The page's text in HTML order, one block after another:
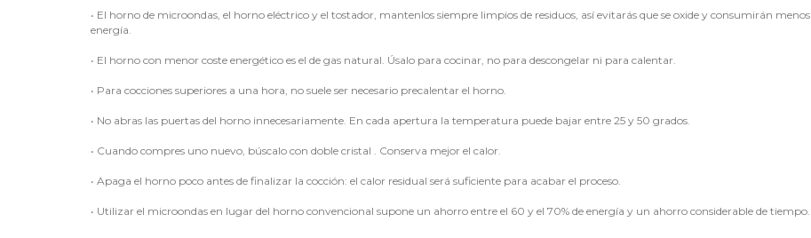
• El horno de microondas, el horno eléctrico y el tostador, mantenlos siempre limpios de residuos, así evitarás que se oxide y consumirán menos
energía.
• El horno con menor coste energético es el de gas natural. Úsalo para cocinar, no para descongelar ni para calentar.
• Para cocciones superiores a una hora, no suele ser necesario precalentar el horno.
• No abras las puertas del horno innecesariamente. En cada apertura la temperatura puede bajar entre 25 y 50 grados.
• Cuando compres uno nuevo, búscalo con doble cristal . Conserva mejor el calor.
• Apaga el horno poco antes de finalizar la cocción: el calor residual será suficiente para acabar el proceso.
• Utilizar el microondas en lugar del horno convencional supone un ahorro entre el 60 y el 70% de energía y un ahorro considerable de tiempo.